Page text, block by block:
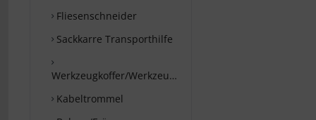
Fliesenschneider
Sackkarre Transporthilfe
Werkzeugkoffer/Werkzeugtaschen
Kabeltrommel